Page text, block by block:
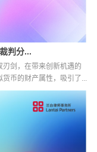
判分...
剑，在带来创新机遇的
币的财产属性，吸引了...